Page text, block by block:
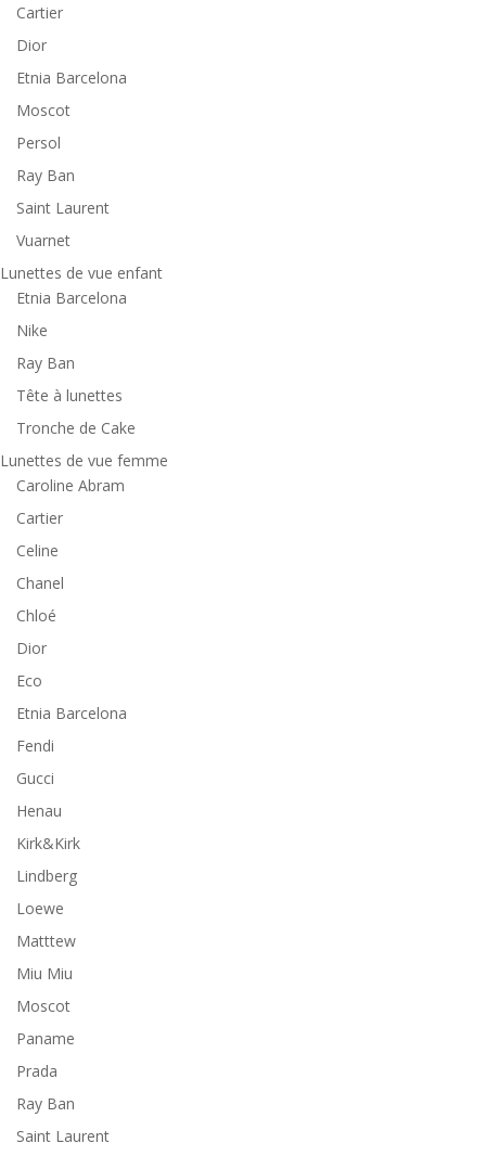
Cartier
Dior
Etnia Barcelona
Moscot
Persol
Ray Ban
Saint Laurent
Vuarnet
Lunettes de vue enfant
Etnia Barcelona
Nike
Ray Ban
Tête à lunettes
Tronche de Cake
Lunettes de vue femme
Caroline Abram
Cartier
Celine
Chanel
Chloé
Dior
Eco
Etnia Barcelona
Fendi
Gucci
Henau
Kirk&Kirk
Lindberg
Loewe
Matttew
Miu Miu
Moscot
Paname
Prada
Ray Ban
Saint Laurent